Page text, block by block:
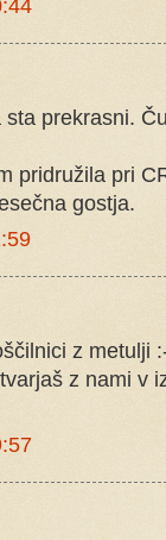
prekrasni.
pridružila pri
gostja.
z metulji
z nami v